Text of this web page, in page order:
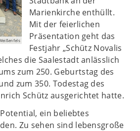
Marienkirche enthüllt.
Mit der feierlichen
Präsentation geht das
Festjahr „Schütz Novalis
die Saalestadt anlässlich
zum 250. Geburtstag des
zum 350. Todestag des
Schütz ausgerichtet hatte.
ein beliebtes
Zu sehen sind lebensgroße